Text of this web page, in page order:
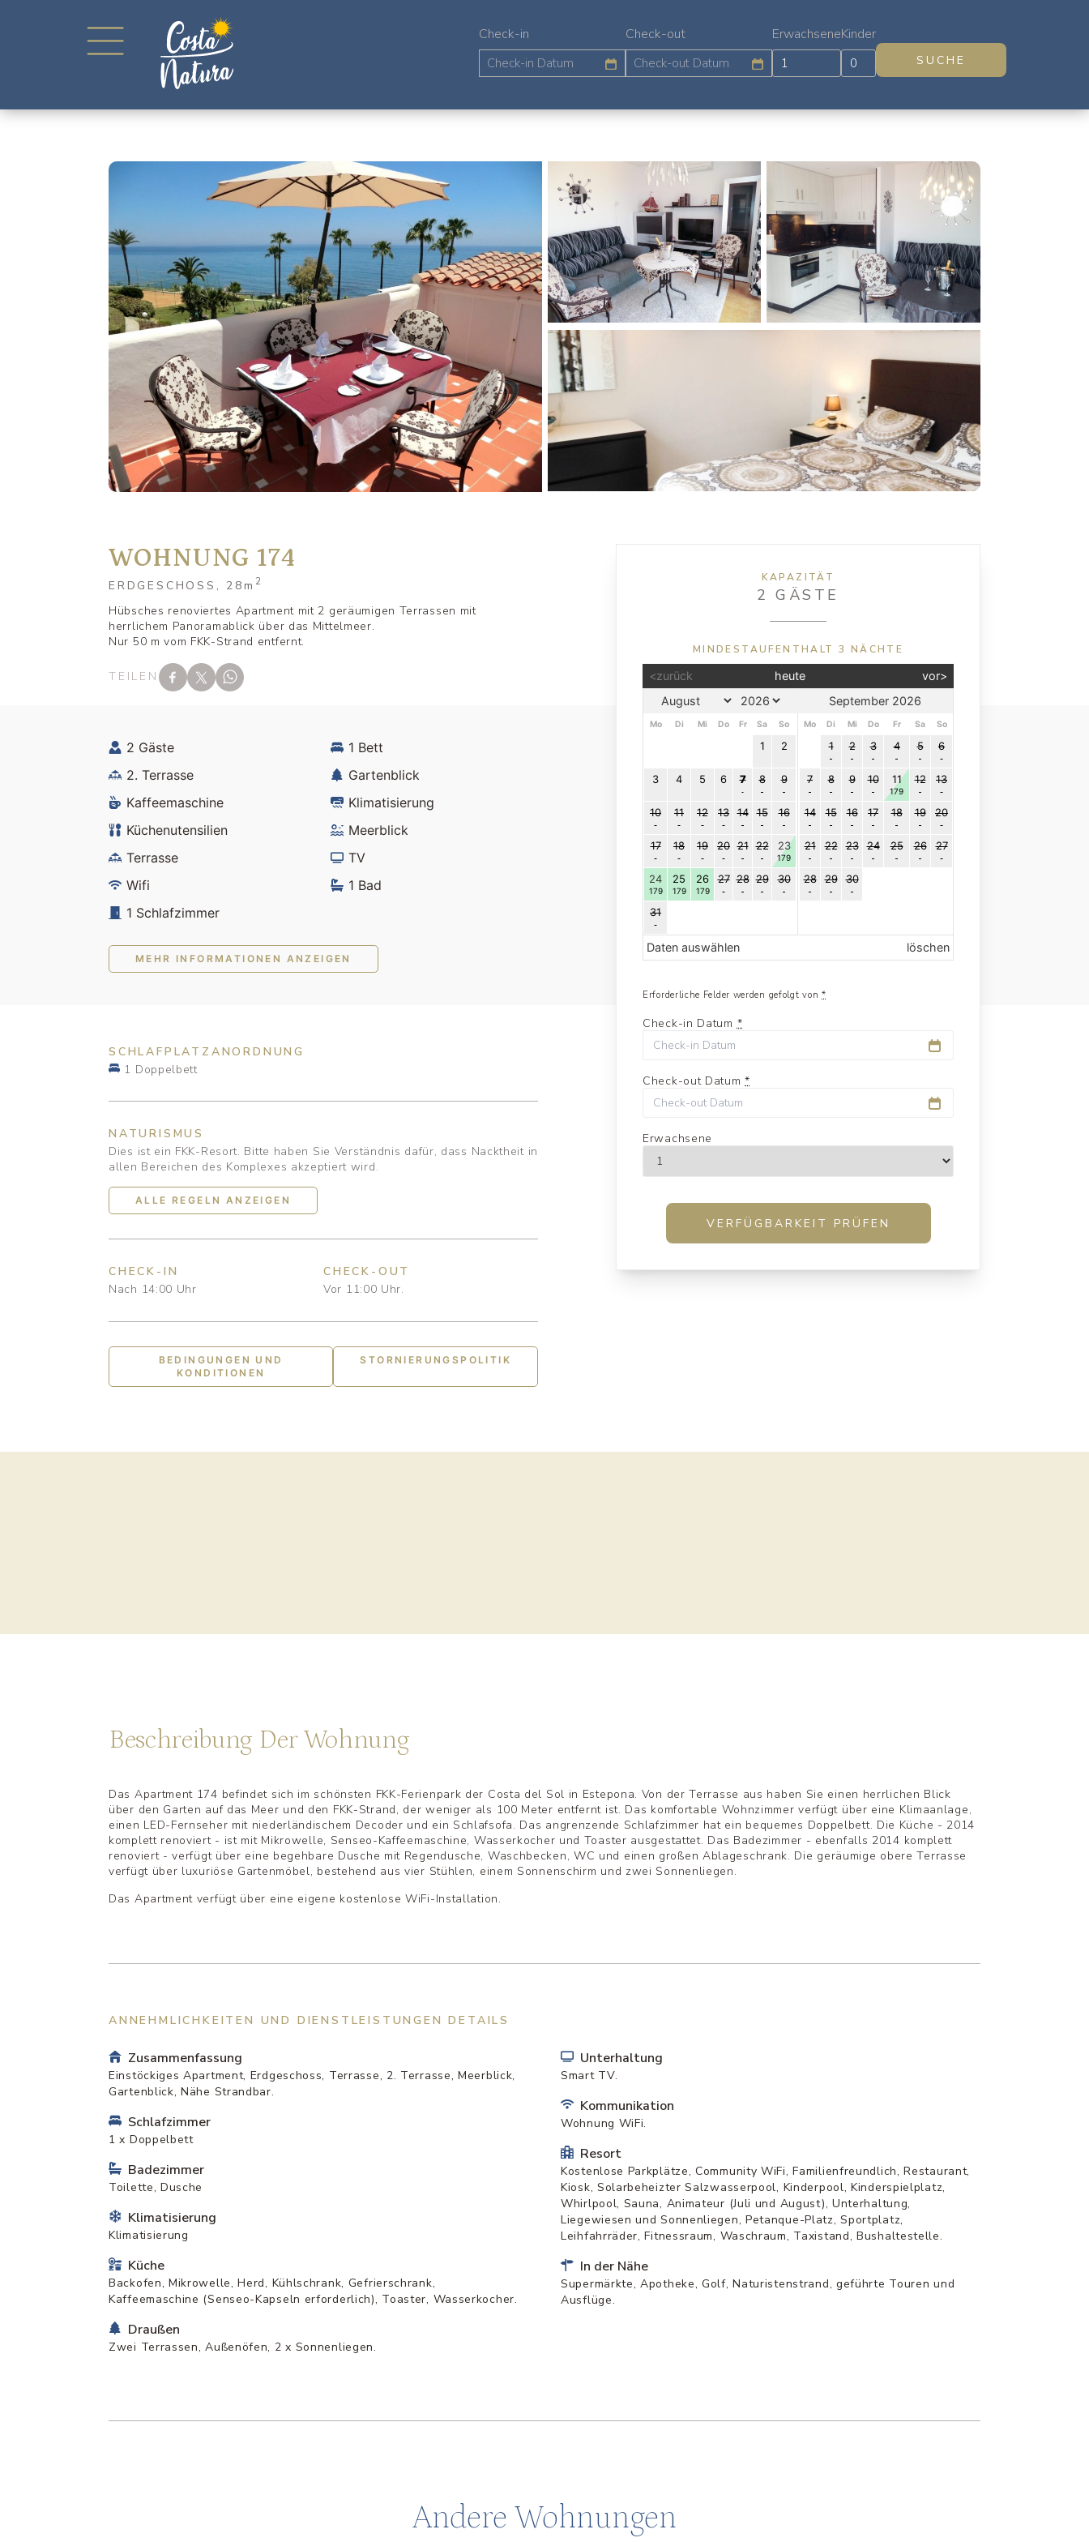
Check-in Check-out ErwachseneKinder
WOHNUNG 174
ERDGESCHOSS, 28m 2
Hübsches renoviertes Apartment mit 2 geräumigen Terrassen mit
herrlichem Panoramablick über das Mittelmeer.
Nur 50 m vom FKK-Strand entfernt.
TEILEN
2 Gäste
1 Bett
2. Terrasse
Gartenblick
Kaffeemaschine
Klimatisierung
Küchenutensilien
Meerblick
Terrasse
TV
Wifi
1 Bad
1 Schlafzimmer
MEHR INFORMATIONEN ANZEIGEN
SCHLAFPLATZANORDNUNG
1 Doppelbett
NATURISMUS
Dies ist ein FKK-Resort. Bitte haben Sie Verständnis dafür, dass Nacktheit in
allen Bereichen des Komplexes akzeptiert wird.
ALLE REGELN ANZEIGEN
CHECK-IN
Nach 14:00 Uhr
CHECK-OUT
Vor 11:00 Uhr.
BEDINGUNGEN UND
KONDITIONEN
STORNIERUNGSPOLITIK
KAPAZITÄT
2 GÄSTE
MINDESTAUFENTHALT 3 NÄCHTE
<zurück heute vor>
Mo Di Mi Do Fr Sa So
1 2
3 4 5 6 7 8 9
10 11 12 13 14 15 16
17 18 19 20 21 22 23
179
24
179
25
179
26
179
27 28 29 30
31
September 2026
Mo Di Mi Do Fr Sa So
1 2 3 4 5 6
7 8 9 10 11
179
12 13
14 15 16 17 18 19 20
21 22 23 24 25 26 27
28 29 30
Daten auswählen löschen
Erforderliche Felder werden gefolgt von *
Check-in Datum *
Check-out Datum*
Erwachsene
Beschreibung Der Wohnung
Das Apartment 174 befindet sich im schönsten FKK-Ferienpark der Costa del Sol in Estepona. Von der Terrasse aus haben Sie einen herrlichen Blick
über den Garten auf das Meer und den FKK-Strand, der weniger als 100 Meter entfernt ist. Das komfortable Wohnzimmer verfügt über eine Klimaanlage,
einen LED-Fernseher mit niederländischem Decoder und ein Schlafsofa. Das angrenzende Schlafzimmer hat ein bequemes Doppelbett. Die Küche - 2014
komplett renoviert - ist mit Mikrowelle, Senseo-Kaffeemaschine, Wasserkocher und Toaster ausgestattet. Das Badezimmer - ebenfalls 2014 komplett
renoviert - verfügt über eine begehbare Dusche mit Regendusche, Waschbecken, WC und einen großen Ablageschrank. Die geräumige obere Terrasse
verfügt über luxuriöse Gartenmöbel, bestehend aus vier Stühlen, einem Sonnenschirm und zwei Sonnenliegen.
Das Apartment verfügt über eine eigene kostenlose WiFi-Installation.
ANNEHMLICHKEITEN UND DIENSTLEISTUNGEN DETAILS
Zusammenfassung
Einstöckiges Apartment, Erdgeschoss, Terrasse, 2. Terrasse, Meerblick,
Gartenblick, Nähe Strandbar.
Schlafzimmer
1 x Doppelbett
Badezimmer
Toilette, Dusche
Klimatisierung
Klimatisierung
Küche
Backofen, Mikrowelle, Herd, Kühlschrank, Gefrierschrank,
Kaffeemaschine (Senseo-Kapseln erforderlich), Toaster, Wasserkocher.
Draußen
Zwei Terrassen, Außenöfen, 2 x Sonnenliegen.
Unterhaltung
Smart TV.
Kommunikation
Wohnung WiFi.
Resort
Kostenlose Parkplätze, Community WiFi, Familienfreundlich, Restaurant,
Kiosk, Solarbeheizter Salzwasserpool, Kinderpool, Kinderspielplatz,
Whirlpool, Sauna, Animateur (Juli und August), Unterhaltung,
Liegewiesen und Sonnenliegen, Petanque-Platz, Sportplatz,
Leihfahrräder, Fitnessraum, Waschraum, Taxistand, Bushaltestelle.
In der Nähe
Supermärkte, Apotheke, Golf, Naturistenstrand, geführte Touren und
Ausflüge.
Andere Wohnungen